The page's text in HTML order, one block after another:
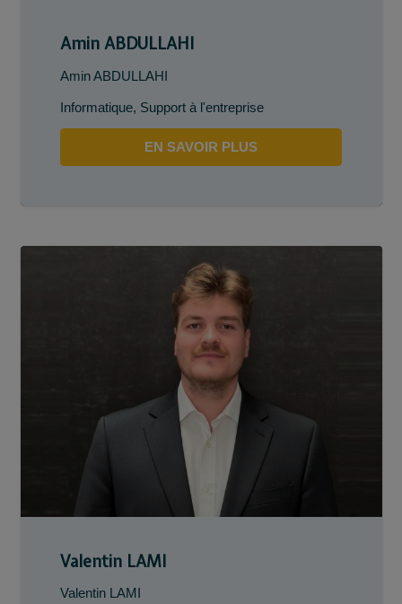
Amin ABDULLAHI
Amin ABDULLAHI
Informatique, Support à l'entreprise
EN SAVOIR PLUS
Valentin LAMI
Valentin LAMI